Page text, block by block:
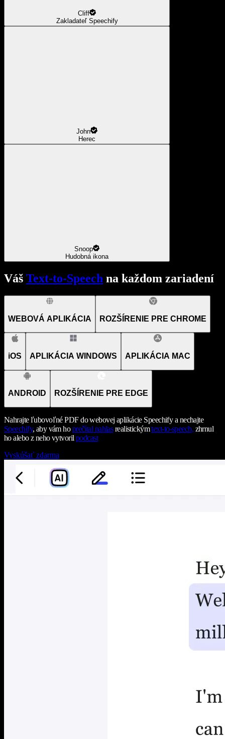
Cliff
Zakladateľ Speechify
John
Herec
Snoop
Hudobná ikona
Váš Text-to-Speech na každom zariadení
WEBOVÁ APLIKÁCIA ROZŠÍRENIE PRE CHROME
iOS APLIKÁCIA WINDOWS APLIKÁCIA MAC
ANDROID ROZŠÍRENIE PRE EDGE
Nahrajte ľubovoľné PDF do webovej aplikácie Speechify a nechajte
Speechify, aby vám hoprečítal nahlasrealistickýmtext-to-speech, zhrnul
ho alebo z neho vytvorilpodcast
Vyskúšať zdarma